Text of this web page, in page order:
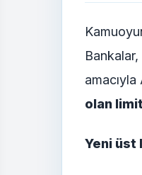
olan
Yeni üst